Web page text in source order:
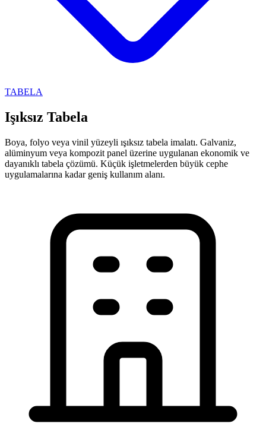
TABELA
Işıksız Tabela
Boya, folyo veya vinil yüzeyli ışıksız tabela imalatı. Galvaniz,
alüminyum veya kompozit panel üzerine uygulanan ekonomik ve
dayanıklı tabela çözümü. Küçük işletmelerden büyük cephe
uygulamalarına kadar geniş kullanım alanı.